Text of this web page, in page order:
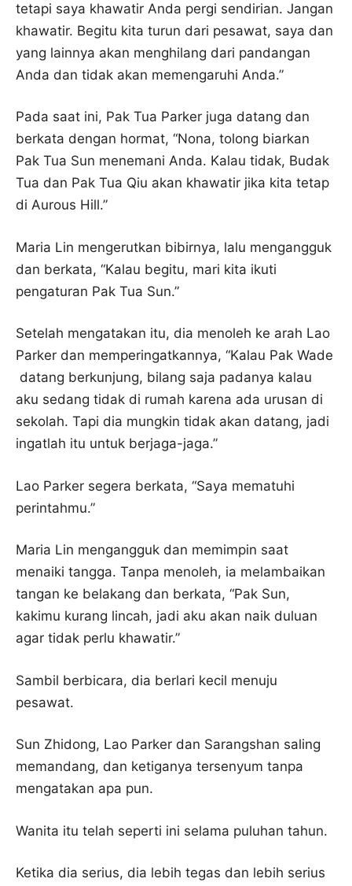
tetapi saya khawatir Anda pergi sendirian. Jangan
khawatir. Begitu kita turun dari pesawat, saya dan
yang lainnya akan menghilang dari pandangan
Anda dan tidak akan memengaruhi Anda.”
Pada saat ini, Pak Tua Parker juga datang dan
berkata dengan hormat, “Nona, tolong biarkan
Pak Tua Sun menemani Anda. Kalau tidak, Budak
Tua dan Pak Tua Qiu akan khawatir jika kita tetap
di Aurous Hill.”
Maria Lin mengerutkan bibirnya, lalu mengangguk
dan berkata, “Kalau begitu, mari kita ikuti
pengaturan Pak Tua Sun.”
Setelah mengatakan itu, dia menoleh ke arah Lao
Parker dan memperingatkannya, “Kalau Pak Wade
datang berkunjung, bilang saja padanya kalau
aku sedang tidak di rumah karena ada urusan di
sekolah. Tapi dia mungkin tidak akan datang, jadi
ingatlah itu untuk berjaga-jaga.”
Lao Parker segera berkata, “Saya mematuhi
perintahmu.”
Maria Lin mengangguk dan memimpin saat
menaiki tangga. Tanpa menoleh, ia melambaikan
tangan ke belakang dan berkata, “Pak Sun,
kakimu kurang lincah, jadi aku akan naik duluan
agar tidak perlu khawatir.”
Sambil berbicara, dia berlari kecil menuju
pesawat.
Sun Zhidong, Lao Parker dan Sarangshan saling
memandang, dan ketiganya tersenyum tanpa
mengatakan apa pun.
Wanita itu telah seperti ini selama puluhan tahun.
Ketika dia serius, dia lebih tegas dan lebih serius